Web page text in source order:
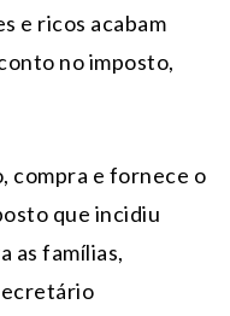
e ricos acabam
no imposto,
compra e fornece o
que incidiu
as famílias,